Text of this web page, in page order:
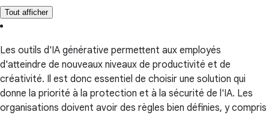
Tout afficher
Les outils d'IA générative permettent aux employés
d'atteindre de nouveaux niveaux de productivité et de
créativité. Il est donc essentiel de choisir une solution qui
donne la priorité à la protection et à la sécurité de l'IA. Les
organisations doivent avoir des règles bien définies, y compris